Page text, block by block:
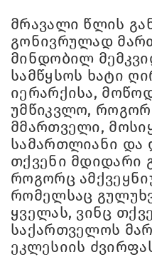
მრავალი წლის
გონივრულად
მინდობილ
სამწყსოს ხატი
იერარქისა,
უმწიკვლო,
მმართველი,
სამართლიანი და
თქვენი მდიდარი
როგორც
რომელსაც
ყველას, ვინც
საქართველოს
ეკლესიის